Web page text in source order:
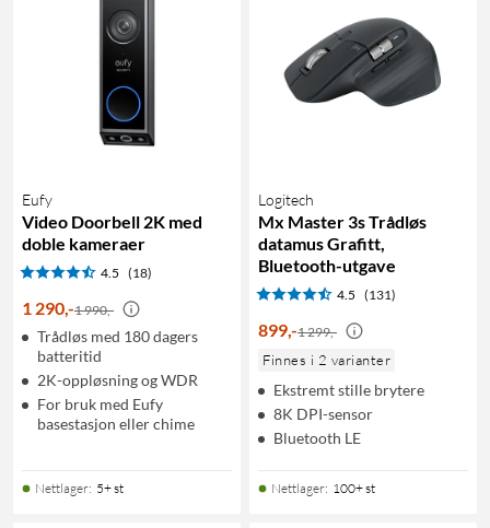
Eufy
Video Doorbell 2K med
doble kameraer
4.5 (18)
1 290,-1 990,-
Trådløs med 180 dagers
batteritid
2K-oppløsning og WDR
For bruk med Eufy
basestasjon eller chime
Nettlager: 5+ st
Logitech
Mx Master 3s Trådløs
datamus Grafitt,
Bluetooth-utgave
4.5 (131)
899,-1 299,-
Finnes i 2 varianter
Ekstremt stille brytere
8K DPI-sensor
Bluetooth LE
Nettlager: 100+ st